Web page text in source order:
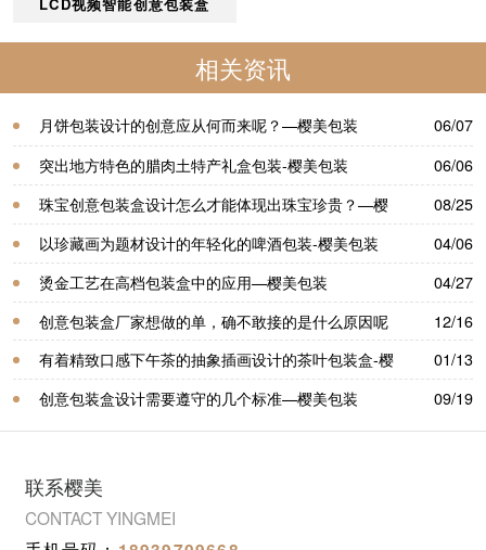
LCD视频智能创意包装盒
相关资讯
月饼包装设计的创意应从何而来呢？—樱美包装
06/07
突出地方特色的腊肉土特产礼盒包装-樱美包装
06/06
珠宝创意包装盒设计怎么才能体现出珠宝珍贵？—樱
美包装
08/25
以珍藏画为题材设计的年轻化的啤酒包装-樱美包装
04/06
烫金工艺在高档包装盒中的应用—樱美包装
04/27
创意包装盒厂家想做的单，确不敢接的是什么原因呢
—樱美包装
12/16
有着精致口感下午茶的抽象插画设计的茶叶包装盒-樱
美包装
01/13
创意包装盒设计需要遵守的几个标准—樱美包装
09/19
联系樱美
CONTACT YINGMEI